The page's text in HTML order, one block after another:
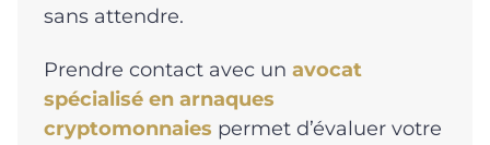
sans attendre.
Prendre contact avec un avocat
spécialisé en arnaques
cryptomonnaies permet d’évaluer votre